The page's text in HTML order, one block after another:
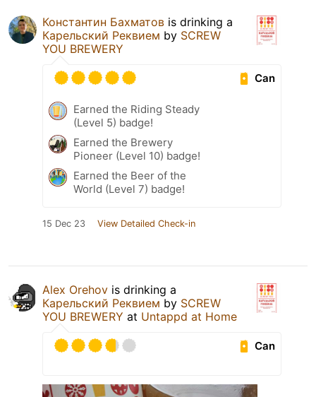
Константин Бахматов is drinking a
Карельский Реквием by SCREW
YOU BREWERY
Can
Earned the Riding Steady
(Level 5) badge!
Earned the Brewery
Pioneer (Level 10) badge!
Earned the Beer of the
World (Level 7) badge!
15 Dec 23 View Detailed Check-in
Alex Orehov is drinking a
Карельский Реквием by SCREW
YOU BREWERY at Untappd at Home
Can